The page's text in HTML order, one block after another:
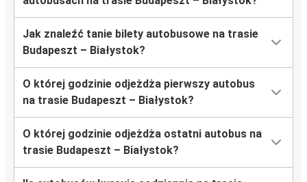
Jak znaleźć tanie bilety autobusowe na trasie
Budapeszt – Białystok?
O której godzinie odjeżdża pierwszy autobus
na trasie Budapeszt – Białystok?
O której godzinie odjeżdża ostatni autobus na
trasie Budapeszt – Białystok?